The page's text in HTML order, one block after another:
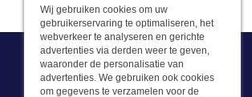
Wat we doen
Wij gebruiken cookies om uw
gebruikerservaring te optimaliseren, het
webverkeer te analyseren en gerichte
advertenties via derden weer te geven,
waaronder de personalisatie van
advertenties. We gebruiken ook cookies
om gegevens te verzamelen voor de